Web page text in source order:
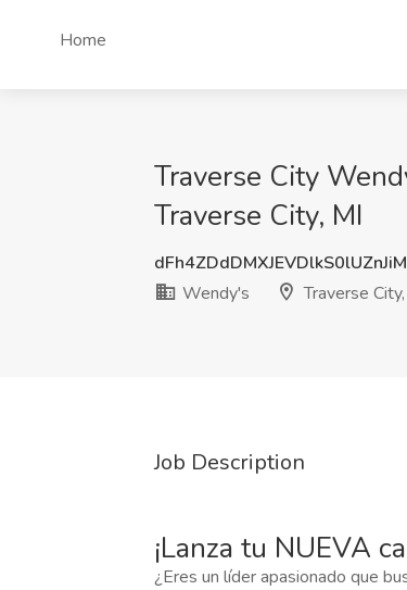
Home
Traverse City
Traverse City, MI
Wendy's
Traverse
Job Description
¡Lanza tu NUEVA
¿Eres un líder apasionado que